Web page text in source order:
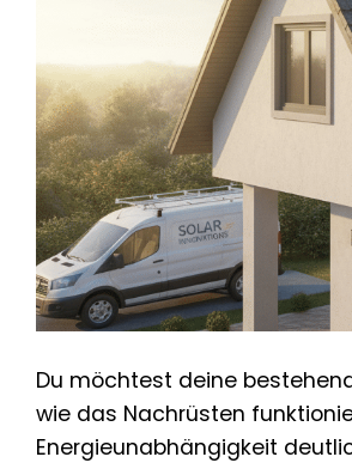
Du möchtest deine
wie das Nachrüsten
Energieunabhängigkeit